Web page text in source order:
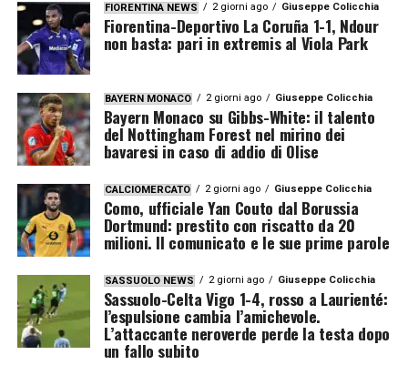
FIORENTINA NEWS 2 giorni ago Giuseppe Colicchia
Fiorentina-Deportivo La Coruña 1-1, Ndour
non basta: pari in extremis al Viola Park
BAYERN MONACO 2 giorni ago Giuseppe Colicchia
Bayern Monaco su Gibbs-White: il talento
del Nottingham Forest nel mirino dei
bavaresi in caso di addio di Olise
CALCIOMERCATO 2 giorni ago Giuseppe Colicchia
Como, ufficiale Yan Couto dal Borussia
Dortmund: prestito con riscatto da 20
milioni. Il comunicato e le sue prime parole
SASSUOLO NEWS 2 giorni ago Giuseppe Colicchia
Sassuolo-Celta Vigo 1-4, rosso a Laurienté:
l’espulsione cambia l’amichevole.
L’attaccante neroverde perde la testa dopo
un fallo subito